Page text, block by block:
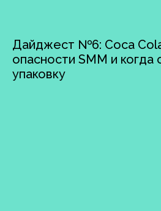
Дайджест №6: Coca
опасности SMM и когда
упаковку